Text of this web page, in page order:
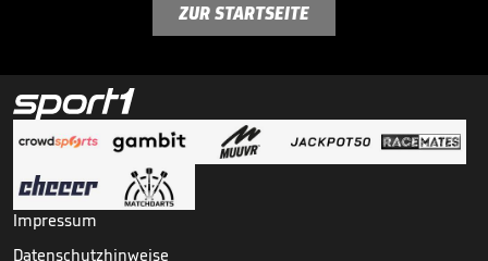
ZUR STARTSEITE
Impressum
Datenschutzhinweise